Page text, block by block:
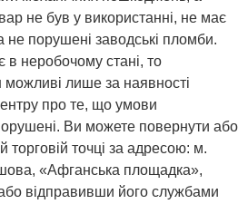
не був у використанні, не має
не порушені заводські пломби.
неробочому стані, то
лише за наявності
про те, що умови
Ви можете повернути або
торговій точці за адресою: м.
«Афганська площадка»,
відправивши його службами